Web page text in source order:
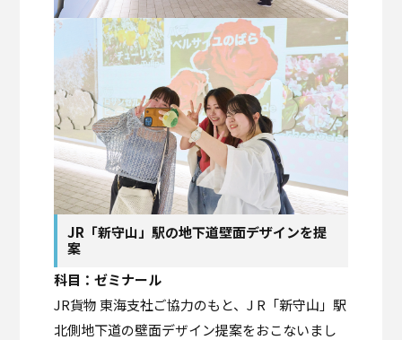
JR「新守山」駅の地下道壁面デザインを提
案
科目：ゼミナール
JR貨物 東海支社ご協力のもと、J R「新守山」駅
北側地下道の壁面デザイン提案をおこないまし